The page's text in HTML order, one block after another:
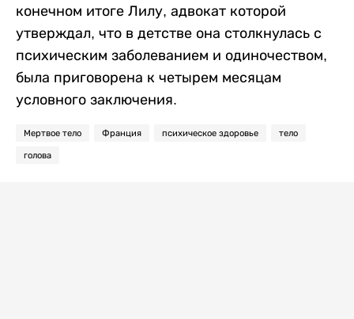
конечном итоге Лилу, адвокат которой
утверждал, что в детстве она столкнулась с
психическим заболеванием и одиночеством,
была приговорена к четырем месяцам
условного заключения.
Мертвое тело Франция психическое здоровье тело
голова